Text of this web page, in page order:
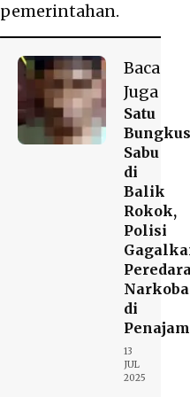
pemerintahan.
Baca
Juga
Satu
Bungkus
Sabu
di
Balik
Rokok,
Polisi
Narkoba
di
Penajam
13
JUL
2025